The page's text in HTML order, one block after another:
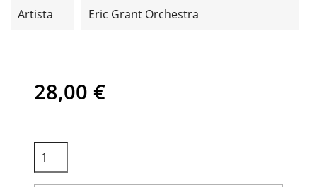
Artista Eric Grant Orchestra
28,00 €